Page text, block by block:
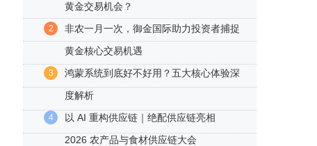
黄金交易机会？
2
非农一月一次，御金国际助力投资者捕捉
黄金核心交易机遇
3
鸿蒙系统到底好不好用？五大核心体验深
度解析
4
以 AI 重构供应链｜绝配供应链亮相
2026 农产品与食材供应链大会